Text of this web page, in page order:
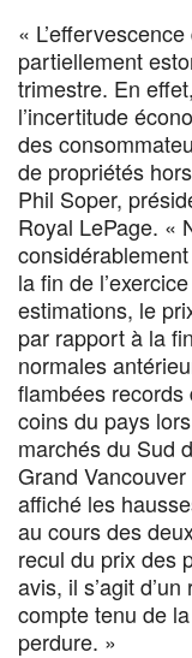
«
partiellement
trimestre. En
l’incertitude
des
de propriétés
Phil Soper,
Royal LePage. «
la fin de
estimations, le
par rapport à la
normales
flambées
coins du pays
marchés du Sud
Grand
affiché les
au cours des
recul du prix des
avis, il s’agit
compte tenu de
perdure. »